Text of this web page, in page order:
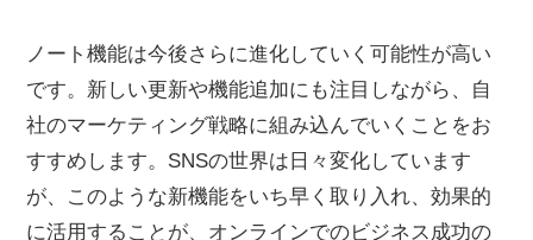
ノート機能は今後さらに進化していく可能性が高い
です。新しい更新や機能追加にも注目しながら、自
社のマーケティング戦略に組み込んでいくことをお
すすめします。SNSの世界は日々変化しています
が、このような新機能をいち早く取り入れ、効果的
に活用することが、オンラインでのビジネス成功の